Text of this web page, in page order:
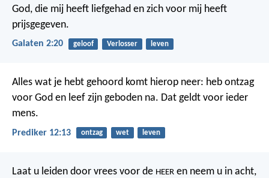
God, die mij heeft liefgehad en zich voor mij heeft
prijsgegeven.
Galaten 2:20 geloof Verlosser leven
Alles wat je hebt gehoord komt hierop neer: heb ontzag
voor God en leef zijn geboden na. Dat geldt voor ieder
mens.
Prediker 12:13 ontzag wet leven
Laat u leiden door vrees voor de HEER en neem u in acht,